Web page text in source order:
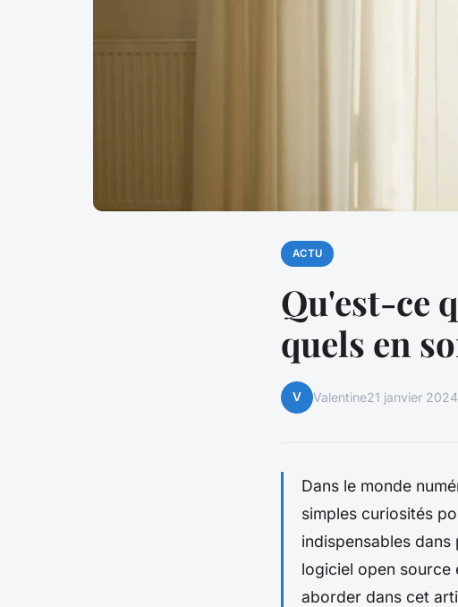
ACTU
Qu'est-ce
quels en
V Valentine21 janvier 2024
Dans le monde
simples curiosités
indispensables dans
logiciel open source
aborder dans cet